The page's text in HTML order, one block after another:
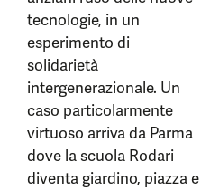
tecnologie, in un
esperimento di
solidarietà
intergenerazionale. Un
caso particolarmente
virtuoso arriva da Parma
dove la scuola Rodari
diventa giardino, piazza e